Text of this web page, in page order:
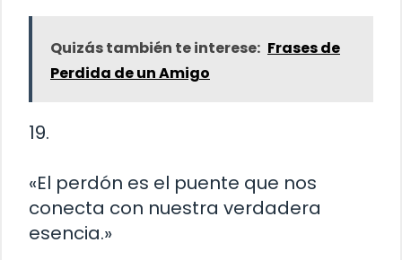
Quizás también te interese: Frases de
Perdida de un Amigo
19.
«El perdón es el puente que nos
conecta con nuestra verdadera
esencia.»